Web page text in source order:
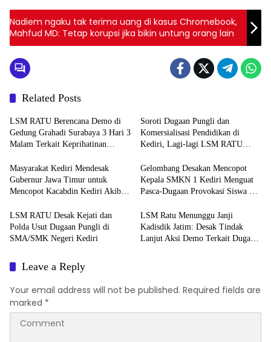
Nadiem ngaku tak terima uang di kasus Chromebook,
Mahfud MD: Tetap korupsi jika bikin untung orang lain
Related Posts
LSM RATU Berencana Demo di
Gedung Grahadi Surabaya 3 Hari 3
Malam Terkait Keprihatinan
Cabang Dinas Pendidikan Kediri
Soroti Dugaan Pungli dan
Komersialisasi Pendidikan di
Kediri, Lagi-lagi LSM RATU
Aksi Damai ke Polrestabes
Surabaya
Masyarakat Kediri Mendesak
Gubernur Jawa Timur untuk
Mencopot Kacabdin Kediri Akibat
Kediri
Gelombang Desakan Mencopot
Kepala SMKN 1 Kediri Menguat
Pasca-Dugaan Provokasi Siswa dan
LSM RATU Desak Kejati dan
Polda Usut Dugaan Pungli di
SMA/SMK Negeri Kediri
LSM Ratu Menunggu Janji
Kadisdik Jatim: Desak Tindak
Lanjut Aksi Demo Terkait Dugaan
Leave a Reply
Your email address will not be published. Required fields are
marked *